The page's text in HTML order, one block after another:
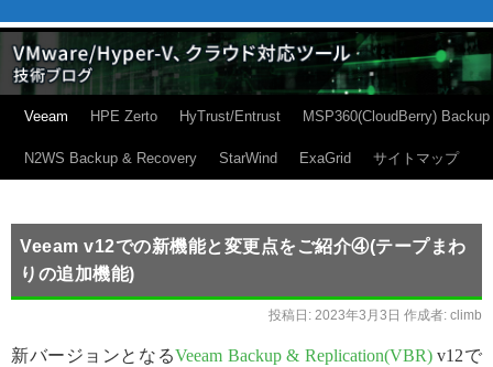
Veeam HPE Zerto HyTrust/Entrust MSP360(CloudBerry) Backup
N2WS Backup & Recovery StarWind ExaGrid サイトマップ
Veeam v12での新機能と変更点をご紹介④(テープまわ
りの追加機能)
投稿日: 2023年3月3日 作成者: climb
新バージョンとなるVeeam Backup & Replication(VBR)v12で